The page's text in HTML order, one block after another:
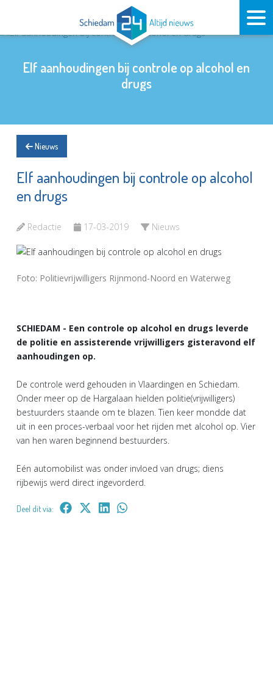
Elf aanhoudingen bij controle op alcohol en
drugs
Nieuws
Elf aanhoudingen bij controle op alcohol
en drugs
Redactie 17-03-2019 Nieuws
Foto: Politievrijwilligers Rijnmond-Noord en Waterweg
SCHIEDAM - Een controle op alcohol en drugs leverde
de politie en assisterende vrijwilligers gisteravond elf
aanhoudingen op.
De controle werd gehouden in Vlaardingen en Schiedam.
Onder meer op de Hargalaan hielden politie(vrijwilligers)
bestuurders staande om te blazen. Tien keer mondde dat
uit in een proces-verbaal voor het rijden met alcohol op. Vier
van hen waren beginnend bestuurders.
Eén automobilist was onder invloed van drugs; diens
rijbewijs werd direct ingevorderd.
Deel dit via: